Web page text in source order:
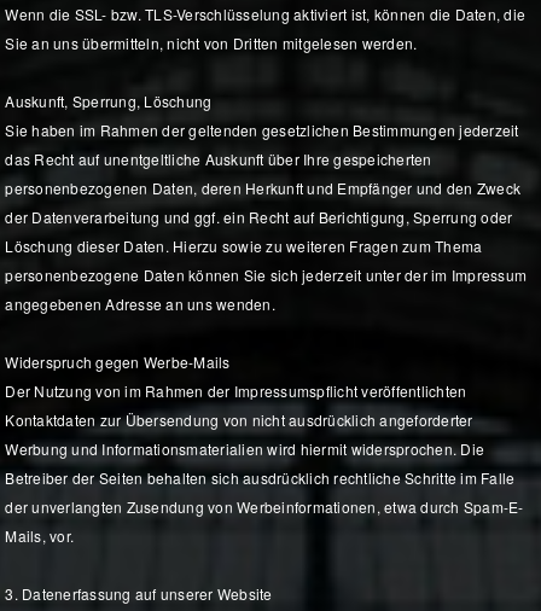
Wenn die SSL- bzw. TLS-Verschlüsselung aktiviert ist, können die Daten, die
Sie an uns übermitteln, nicht von Dritten mitgelesen werden.
Auskunft, Sperrung, Löschung
Sie haben im Rahmen der geltenden gesetzlichen Bestimmungen jederzeit
das Recht auf unentgeltliche Auskunft über Ihre gespeicherten
personenbezogenen Daten, deren Herkunft und Empfänger und den Zweck
der Datenverarbeitung und ggf. ein Recht auf Berichtigung, Sperrung oder
Löschung dieser Daten. Hierzu sowie zu weiteren Fragen zum Thema
personenbezogene Daten können Sie sich jederzeit unter der im Impressum
angegebenen Adresse an uns wenden.
Widerspruch gegen Werbe-Mails
Der Nutzung von im Rahmen der Impressumspflicht veröffentlichten
Kontaktdaten zur Übersendung von nicht ausdrücklich angeforderter
Werbung und Informationsmaterialien wird hiermit widersprochen. Die
Betreiber der Seiten behalten sich ausdrücklich rechtliche Schritte im Falle
der unverlangten Zusendung von Werbeinformationen, etwa durch Spam-E-
Mails, vor.
3. Datenerfassung auf unserer Website